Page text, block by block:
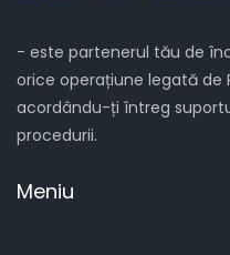
- este partenerul tău de
orice operațiune legată de
acordându-ți întreg
procedurii.
Meniu